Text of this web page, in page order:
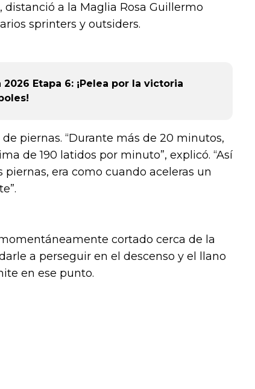
a la Maglia Rosa Guillermo
sprinters y outsiders.
2026 Etapa 6: ¡Pelea por la victoria
piernas. “Durante más de 20 minutos,
de 190 latidos por minuto”, explicó. “Así
era como cuando aceleras un
cortado cerca de la
a perseguir en el descenso y el llano
en ese punto.